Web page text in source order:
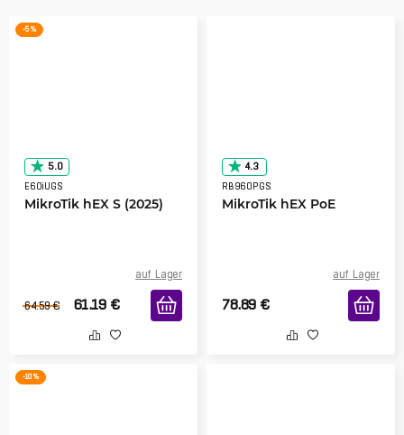
-5 %
5.0
E60iUGS
MikroTik hEX S (2025)
auf Lager
64.59 € 61.19 €
4.3
RB960PGS
MikroTik hEX PoE
auf Lager
78.89 €
-10 %